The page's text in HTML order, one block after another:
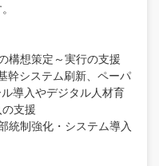
構想策定～実行の支援
幹システム刷新、ペーパ
導入やデジタル人材育
支援
統制強化・システム導入